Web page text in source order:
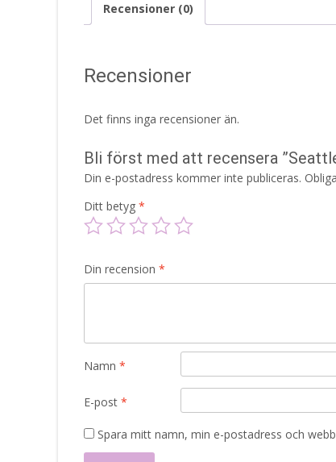
Recensioner (0)
Recensioner
Det finns inga recensioner än.
Bli först med att recensera
Din e-postadress kommer inte publiceras.
Ditt betyg *
Din recension *
Namn *
E-post *
Spara mitt namn, min e-postadress och